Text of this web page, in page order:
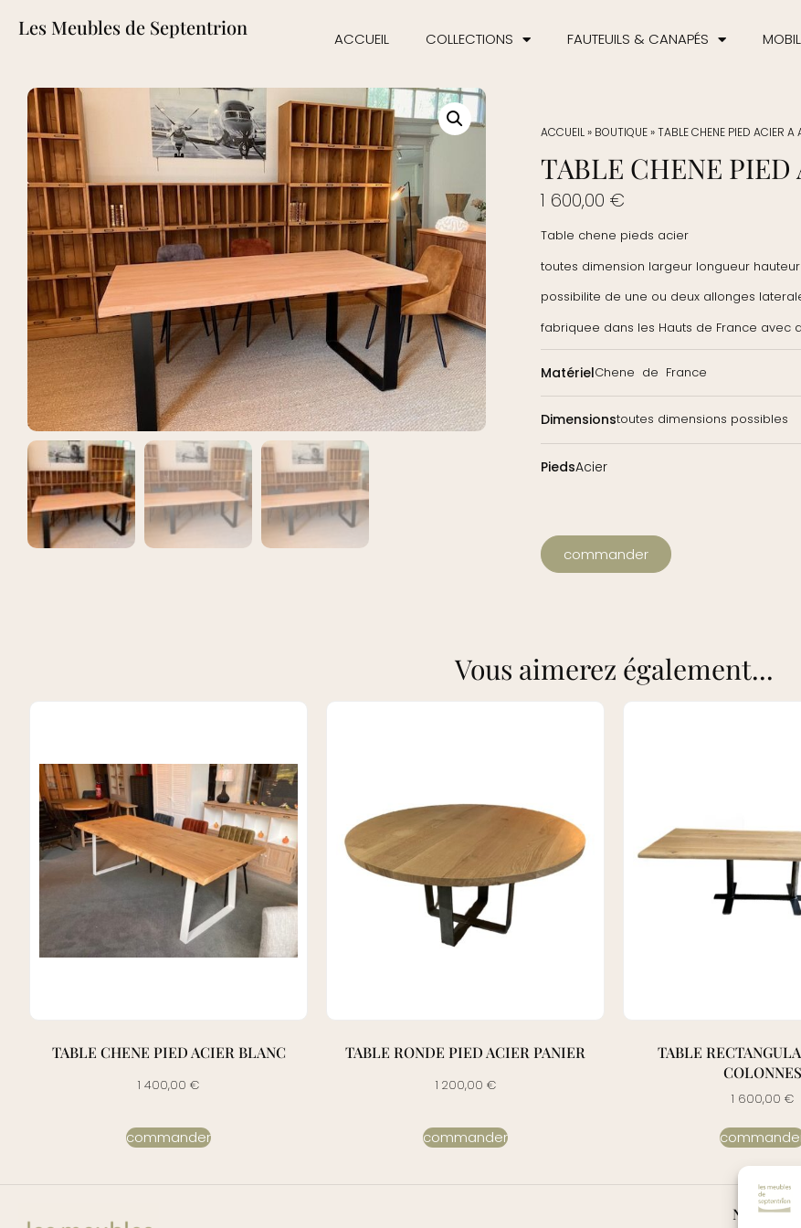
Les Meubles de Septentrion ACCUEIL COLLECTIONS FAUTEUILS & CANAPÉS
ACCUEIL» BOUTIQUE»TABLE CHENE PIED ACIER A
TABLE CHENE PIED
1 600,00 €
Table chene pieds acier
toutes dimension largeur longueur hauteur
possibilite de une ou deux allonges
fabriquee dans les Hauts de France
MatérielChene de France
Dimensionstoutes dimensions possibles
PiedsAcier
commander
Vous aimerez également...
TABLE CHENE PIED ACIER BLANC
1 400,00 €
commander
TABLE RONDE PIED ACIER PANIER
1 200,00 €
commander
TABLE
COLONNES
1 600,00 €